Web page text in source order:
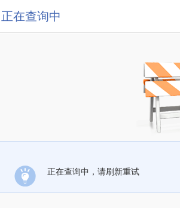
正在查询中
正在查询中，请刷新重试